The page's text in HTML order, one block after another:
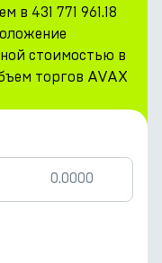
431 771 961.18
стоимостью в
торгов AVAX